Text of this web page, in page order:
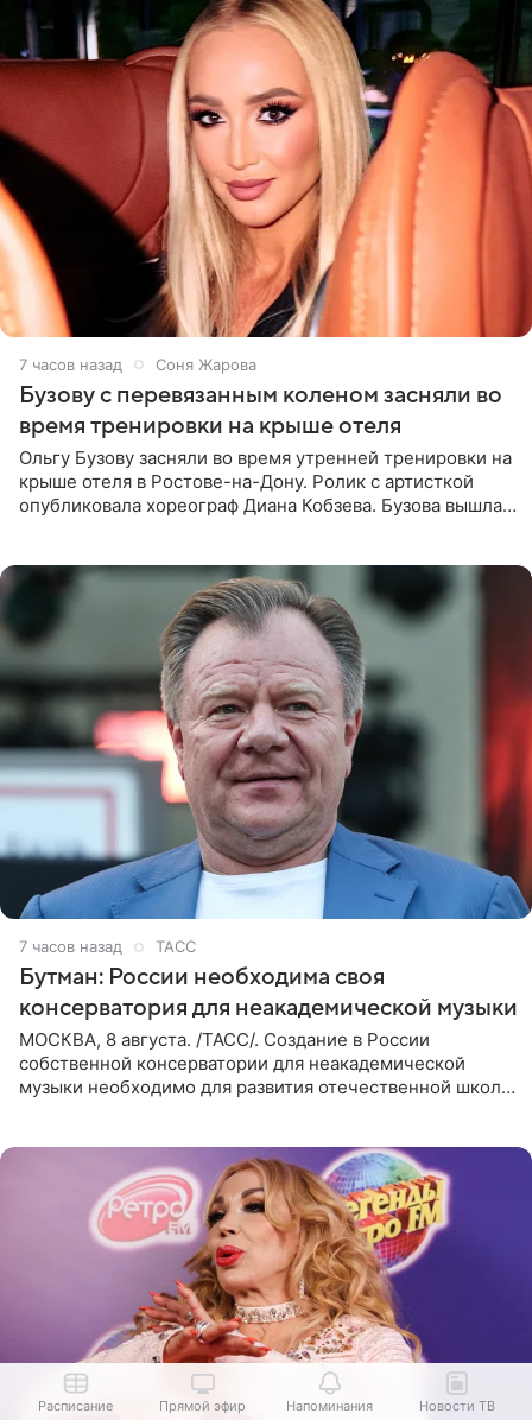
7 часов назад Соня Жарова
Бузову с перевязанным коленом засняли во
время тренировки на крыше отеля
Ольгу Бузову засняли во время утренней тренировки на
крыше отеля в Ростове-на-Дону. Ролик с артисткой
опубликовала хореограф Диана Кобзева. Бузова вышла
7 часов назад ТАСС
Бутман: России необходима своя
консерватория для неакадемической музыки
МОСКВА, 8 августа. /ТАСС/. Создание в России
собственной консерватории для неакадемической
музыки необходимо для развития отечественной школы
Расписание Прямой эфир Напоминания Новости ТВ